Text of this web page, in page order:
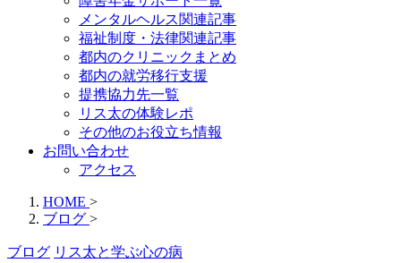
メンタルヘルス関連記事
福祉制度・法律関連記事
都内のクリニックまとめ
都内の就労移行支援
提携協力先一覧
リス太の体験レポ
その他のお役立ち情報
お問い合わせ
アクセス
HOME >
ブログ >
ブログ リス太と学ぶ心の病